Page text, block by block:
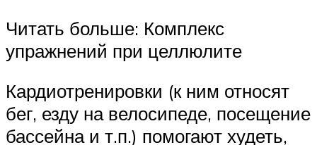
Читать больше: Комплекс
упражнений при целлюлите
Кардиотренировки (к ним относят
бег, езду на велосипеде, посещение
бассейна и т.п.) помогают худеть,